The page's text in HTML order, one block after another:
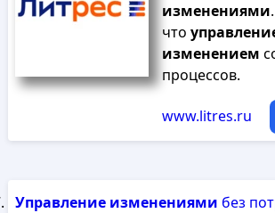
изменениями
что
изменением
процессов.
www.litres.ru
Управление изменениями без